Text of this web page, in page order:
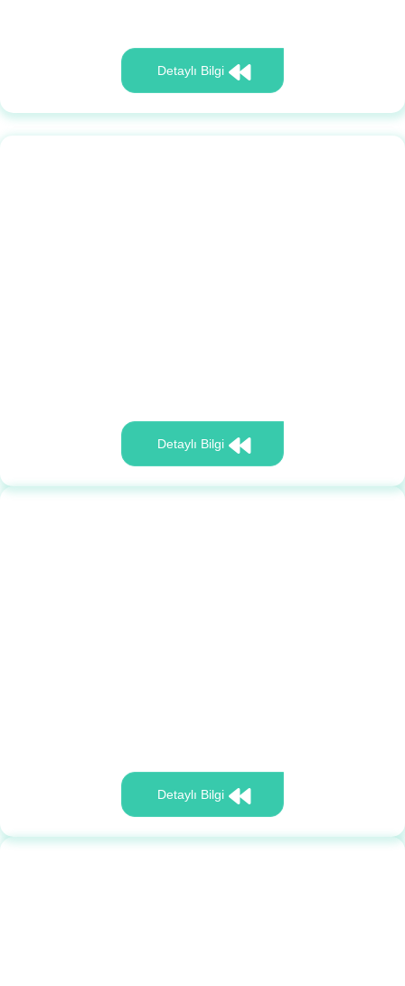
Detaylı Bilgi
Detaylı Bilgi
Detaylı Bilgi